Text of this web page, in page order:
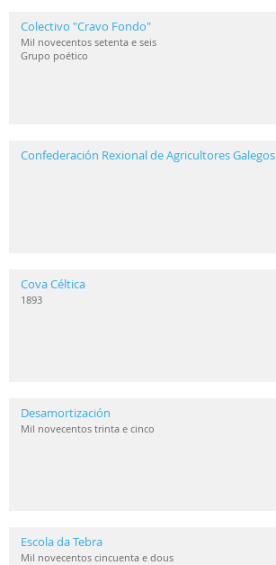
Colectivo "Cravo Fondo"
Mil novecentos setenta e seis
Grupo poético
Confederación Rexional de Agricultores Galegos
Cova Céltica
1893
Desamortización
Mil novecentos trinta e cinco
Escola da Tebra
Mil novecentos cincuenta e dous